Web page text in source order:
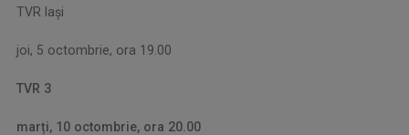
TVR Iași
joi, 5 octombrie, ora 19.00
TVR 3
marți, 10 octombrie, ora 20.00